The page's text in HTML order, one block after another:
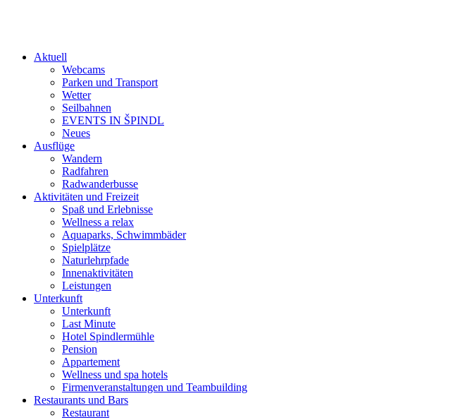
Aktuell
Webcams
Parken und Transport
Wetter
Seilbahnen
EVENTS IN ŠPINDL
Neues
Ausflüge
Wandern
Radfahren
Radwanderbusse
Aktivitäten und Freizeit
Spaß und Erlebnisse
Wellness a relax
Aquaparks, Schwimmbäder
Spielplätze
Naturlehrpfade
Innenaktivitäten
Leistungen
Unterkunft
Unterkunft
Last Minute
Hotel Spindlermühle
Pension
Appartement
Wellness und spa hotels
Firmenveranstaltungen und Teambuilding
Restaurants und Bars
Restaurant